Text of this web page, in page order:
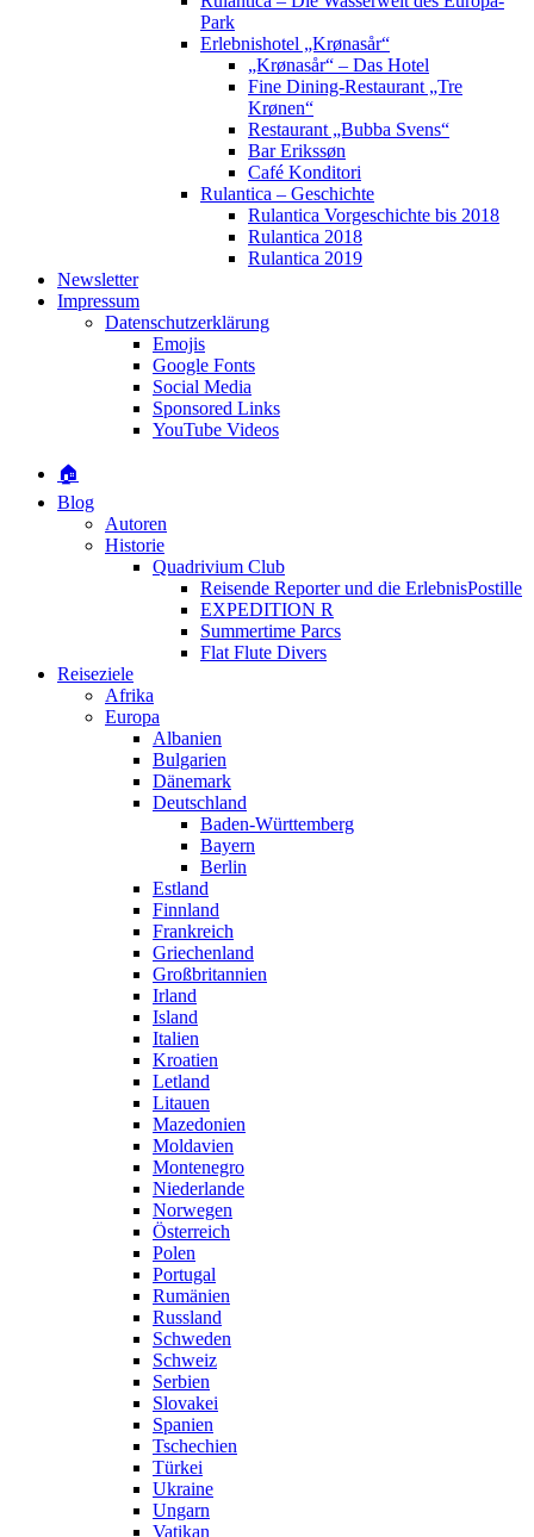
Park
Erlebnishotel „Krønasår“
„Krønasår“ – Das Hotel
Fine Dining-Restaurant „Tre
Krønen“
Restaurant „Bubba Svens“
Bar Erikssøn
Café Konditori
Rulantica – Geschichte
Rulantica Vorgeschichte bis 2018
Rulantica 2018
Rulantica 2019
Newsletter
Impressum
Datenschutzerklärung
Emojis
Google Fonts
Social Media
Sponsored Links
YouTube Videos
🏠
Blog
Autoren
Historie
Quadrivium Club
Reisende Reporter und die ErlebnisPostille
EXPEDITION R
Summertime Parcs
Flat Flute Divers
Reiseziele
Afrika
Europa
Albanien
Bulgarien
Dänemark
Deutschland
Baden-Württemberg
Bayern
Berlin
Estland
Finnland
Frankreich
Griechenland
Großbritannien
Irland
Island
Italien
Kroatien
Letland
Litauen
Mazedonien
Moldavien
Montenegro
Niederlande
Norwegen
Österreich
Polen
Portugal
Rumänien
Russland
Schweden
Schweiz
Serbien
Slovakei
Spanien
Tschechien
Türkei
Ukraine
Ungarn
Vatikan